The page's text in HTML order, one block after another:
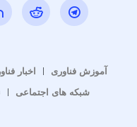
آموزش فناوری اخبار
شبکه های اجتماعی